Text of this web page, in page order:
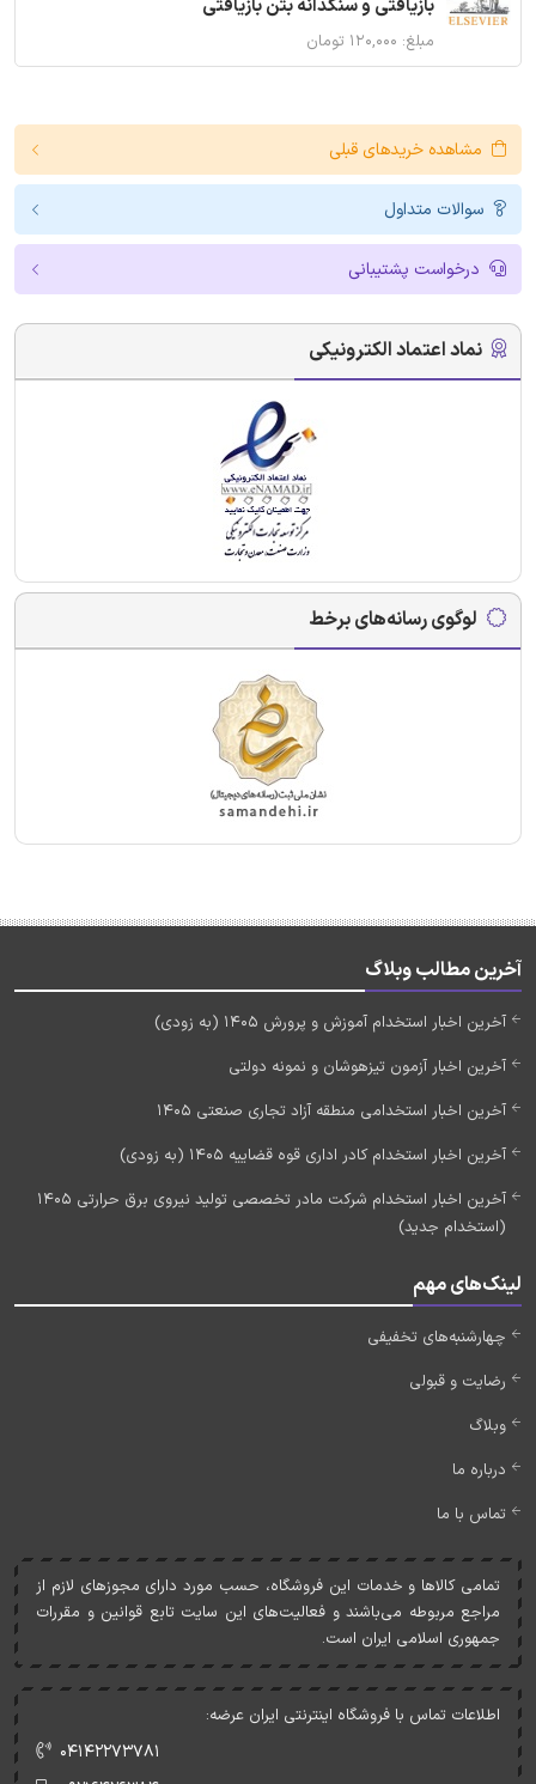
بازیافتی و سنگدانه بتن بازیافتی
مبلغ: ۱۲۰,۰۰۰ تومان
مشاهده خریدهای قبلی
سوالات متداول
درخواست پشتیبانی
نماد اعتماد الکترونیکی
لوگوی رسانه‌های برخط
آخرین مطالب وبلاگ
آخرین اخبار استخدام آموزش و پرورش 1405 (به زودی)
آخرین اخبار آزمون تیزهوشان و نمونه دولتی
آخرین اخبار استخدامی منطقه آزاد تجاری صنعتی 1405
آخرین اخبار استخدام کادر اداری قوه قضاییه 1405 (به زودی)
آخرین اخبار استخدام شرکت مادر تخصصی تولید نیروی برق حرارتی 1405
(استخدام جدید)
لینک‌های مهم
چهارشنبه‌های تخفیفی
رضایت و قبولی
وبلاگ
درباره ما
تماس با ما
تمامی کالاها و خدمات اين فروشگاه، حسب مورد دارای مجوزهای لازم از
مراجع مربوطه می‌باشند و فعاليت‌های اين سايت تابع قوانين و مقررات
جمهوری اسلامی ايران است.
اطلاعات تماس با فروشگاه اینترنتی ایران عرضه:
۰۴۱۴۲۲۷۳۷۸۱